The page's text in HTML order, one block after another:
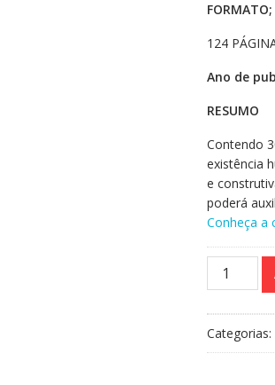
FORMATO;
124
Ano de
RESUMO
Contendo
existência
e
poderá
Conheça a
quantidade
Categorias: